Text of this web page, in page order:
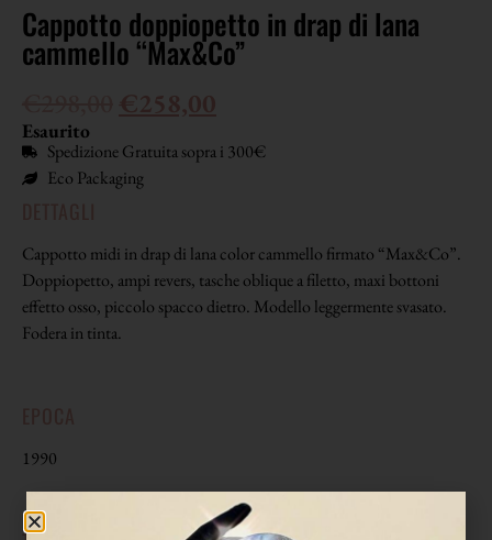
Cappotto doppiopetto in drap di lana
cammello “Max&Co”
Esaurito
Spedizione Gratuita sopra i 300€
Eco Packaging
Cappotto midi in drap di lana color cammello firmato “Max&Co”.
Doppiopetto, ampi revers, tasche oblique a filetto, maxi bottoni
effetto osso, piccolo spacco dietro. Modello leggermente svasato.
Fodera in tinta.
1990